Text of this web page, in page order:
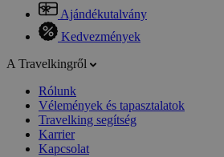
Ajándékutalvány
Kedvezmények
A Travelkingről
Rólunk
Vélemények és tapasztalatok
Travelking segítség
Karrier
Kapcsolat